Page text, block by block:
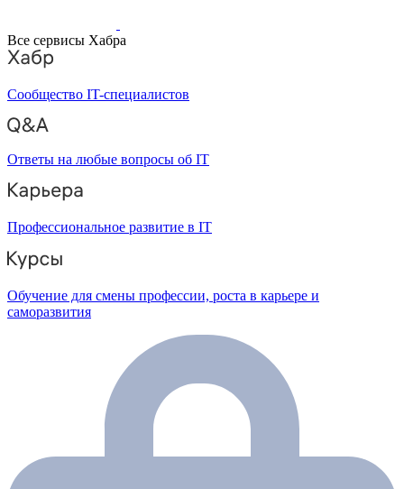
Все сервисы Хабра
Сообщество IT-специалистов
Ответы на любые вопросы об IT
Профессиональное развитие в IT
Обучение для смены профессии, роста в карьере и
саморазвития